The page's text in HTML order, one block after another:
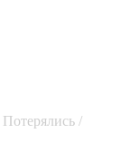
Потерялись /